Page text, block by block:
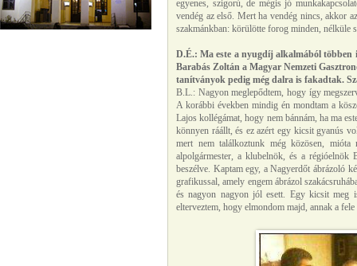
egyenes, szigorú, de mégis jó
vendég az első. Mert ha vendég nincs, akkor
szakmánkban: körülötte forog minden, nélküle
D.É.: Ma este a nyugdíj alkalmából
Barabás Zoltán a Magyar Nemzeti
tanítványok pedig még dalra is fakadtak.
B.L.: Nagyon meglepődtem, hogy így
A korábbi években mindig én mondtam a
Lajos kollégámat, hogy nem bánnám, ha ma
könnyen ráállt, és ez azért egy kicsit gyanús
mert nem találkoztunk még közösen,
alpolgármester, a klubelnök, és a régióelnök
beszélve. Kaptam egy, a Nagyerdőt ábrázoló
grafikussal, amely engem ábrázol
és nagyon nagyon jól esett. Egy kicsit meg
elterveztem, hogy elmondom majd, annak a